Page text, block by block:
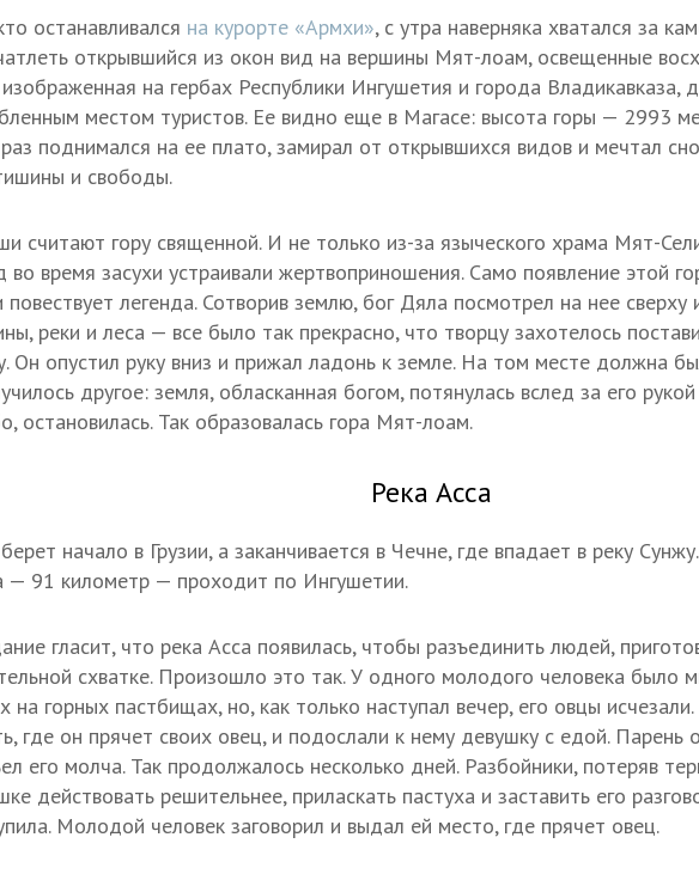
останавливался на курорте «Армхи», с утра наверняка хватался за
открывшийся из окон вид на вершины Мят-лоам, освещенные
изображенная на гербах Республики Ингушетия и города Владикавказа,
местом туристов. Ее видно еще в Магасе: высота горы — 2993
поднимался на ее плато, замирал от открывшихся видов и мечтал
и свободы.
считают гору священной. И не только из-за языческого храма Мят-
во время засухи устраивали жертвоприношения. Само появление этой
повествует легенда. Сотворив землю, бог Дяла посмотрел на нее сверху
реки и леса — все было так прекрасно, что творцу захотелось
Он опустил руку вниз и прижал ладонь к земле. На том месте должна
другое: земля, обласканная богом, потянулась вслед за его
остановилась. Так образовалась гора Мят-лоам.
Река Асса
начало в Грузии, а заканчивается в Чечне, где впадает в реку
— 91 километр — проходит по Ингушетии.
гласит, что река Асса появилась, чтобы разъединить людей,
схватке. Произошло это так. У одного молодого человека было
на горных пастбищах, но, как только наступал вечер, его овцы
где он прячет своих овец, и подослали к нему девушку с едой. Парень
его молча. Так продолжалось несколько дней. Разбойники, потеряв
действовать решительнее, приласкать пастуха и заставить его
Молодой человек заговорил и выдал ей место, где прячет овец.